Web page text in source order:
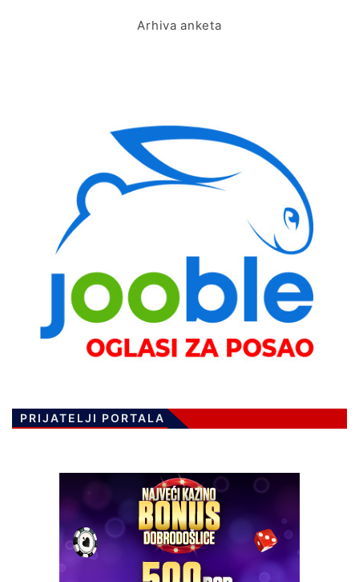
Arhiva anketa
PRIJATELJI PORTALA